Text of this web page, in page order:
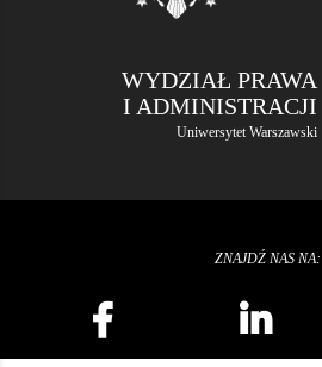
WYDZIAŁ PRAWA
I ADMINISTRACJI
Uniwersytet Warszawski
ZNAJDŹ NAS NA: